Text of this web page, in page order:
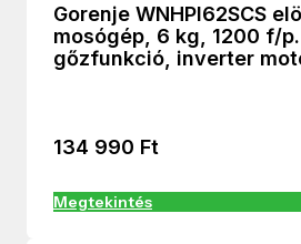
Gorenje WNHPI62SCS
mosógép, 6 kg, 1200 f/
gőzfunkció, inverter
134 990 Ft
Megtekintés